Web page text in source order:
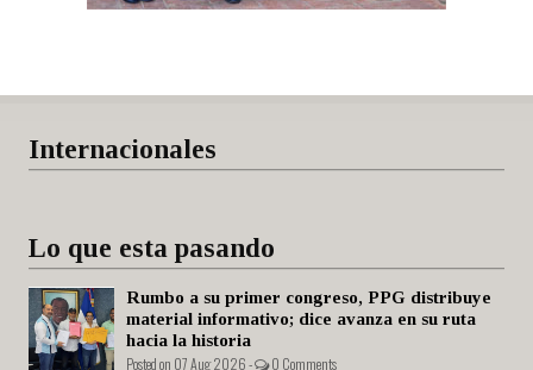
Internacionales
Lo que esta pasando
Rumbo a su primer congreso, PPG distribuye
material informativo; dice avanza en su ruta
hacia la historia
Posted on 07 Aug 2026 - 0 Comments